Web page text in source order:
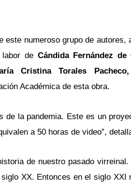
numeroso grupo de autores,
de Cándida Fernández
Cristina Torales
Académica de esta obra.
de la pandemia. Este es un
a 50 horas de video”,
de nuestro pasado
XX. Entonces en el siglo XXI